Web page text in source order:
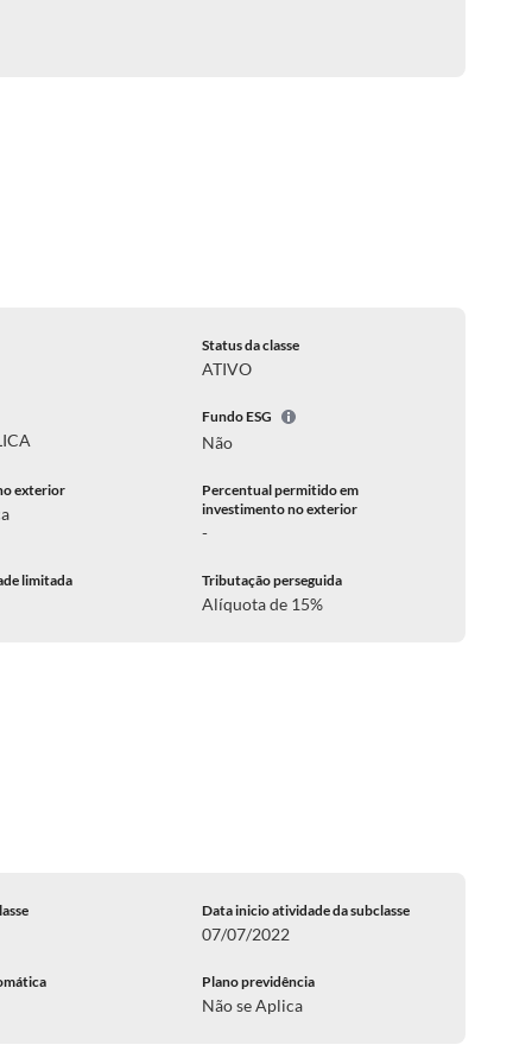
Status da classe
ATIVO
Fundo ESG
Não
exterior
Percentual permitido em
investimento no exterior
-
limitada Tributação perseguida
Alíquota de 15%
Data inicio atividade da subclasse
07/07/2022
Plano previdência
Não se Aplica